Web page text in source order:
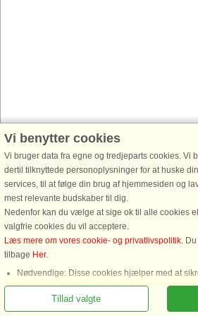
Vi benytter cookies
Vi bruger data fra egne og tredjeparts cookies. Vi
dertil tilknyttede personoplysninger for at huske
services, til at følge din brug af hjemmesiden og
mest relevante budskaber til dig.
Nedenfor kan du vælge at sige ok til alle cookies
valgfrie cookies du vil acceptere.
Læs mere om vores cookie- og privatlivspolitik.
tilbage Her.
Nødvendige: Disse cookies hjælper med at
fungerer ved at aktivere grundlæggende
listen af favorithuse.
Tillad valgte